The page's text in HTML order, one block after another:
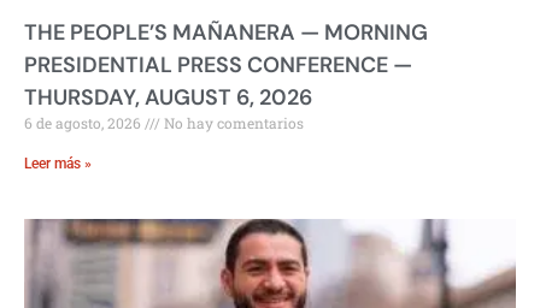
THE PEOPLE’S MAÑANERA — MORNING
PRESIDENTIAL PRESS CONFERENCE —
THURSDAY, AUGUST 6, 2026
6 de agosto, 2026 No hay comentarios
Leer más »